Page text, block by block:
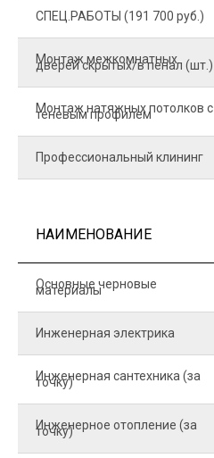
СПЕЦ.РАБОТЫ (191 700 руб.)
Монтаж межкомнатных
дверей скрытых/в пенал (шт.)
Монтаж натяжных потолков с
теневым профилем
Профессиональный клининг
НАИМЕНОВАНИЕ
Основные черновые
материалы
Инженерная электрика
Инженерная сантехника (за
точку)
Инженерное отопление (за
точку)